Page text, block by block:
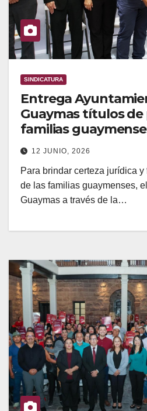
SINDICATURA
Entrega
Guaymas títulos
familias
12 JUNIO, 2026
Para brindar certeza jurídica
de las familias guaymenses,
Guaymas a través de la…